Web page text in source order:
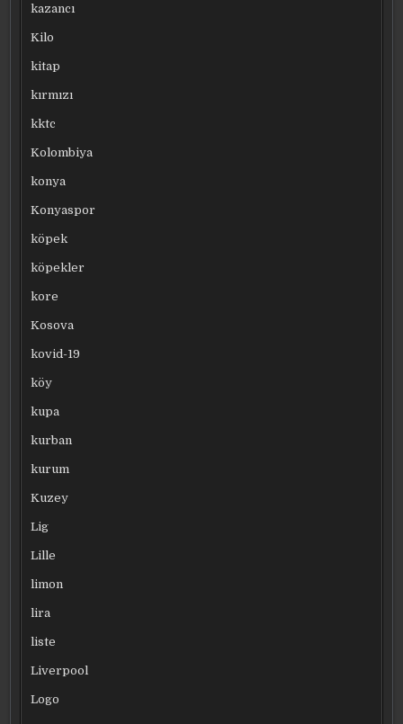
kazancı
Kilo
kitap
kırmızı
kktc
Kolombiya
konya
Konyaspor
köpek
köpekler
kore
Kosova
kovid-19
köy
kupa
kurban
kurum
Kuzey
Lig
Lille
limon
lira
liste
Liverpool
Logo